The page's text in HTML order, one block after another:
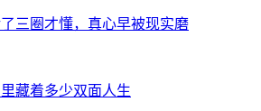
三圈才懂，真心早被现实磨